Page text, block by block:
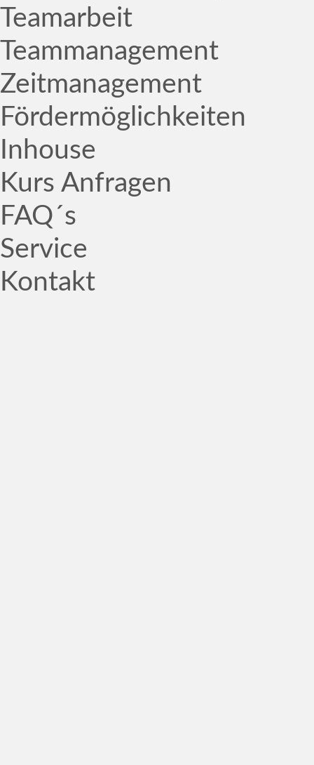
Teamarbeit
Teammanagement
Zeitmanagement
Fördermöglichkeiten
Inhouse
Kurs Anfragen
FAQ´s
Service
Kontakt